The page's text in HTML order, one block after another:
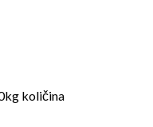
količina